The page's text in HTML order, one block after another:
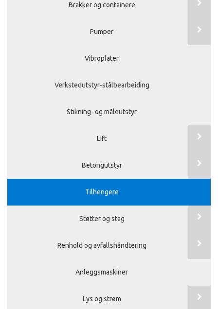
Brakker og containere
Pumper
Vibroplater
Verkstedutstyr-stålbearbeiding
Stikning- og måleutstyr
Lift
Betongutstyr
Tilhengere
Støtter og stag
Renhold og avfallshåndtering
Anleggsmaskiner
Lys og strøm